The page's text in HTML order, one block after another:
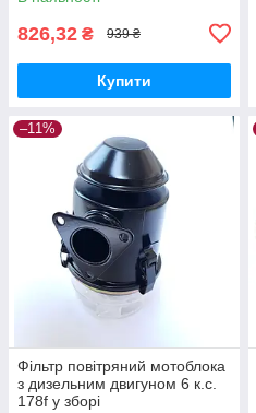
826,32 ₴ 939 ₴
Купити
–11%
Фільтр повітряний мотоблока
з дизельним двигуном 6 к.с.
178f у зборі